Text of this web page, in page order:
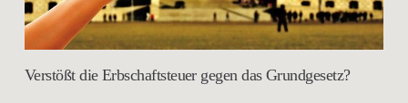
Verstößt die Erbschaftsteuer gegen das Grundgesetz?